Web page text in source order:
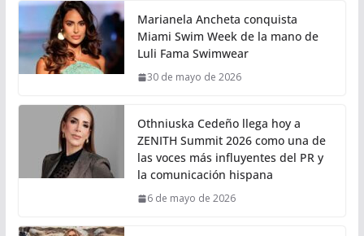
Marianela Ancheta conquista
Miami Swim Week de la mano de
Luli Fama Swimwear
30 de mayo de 2026
Othniuska Cedeño llega hoy a
ZENITH Summit 2026 como una de
las voces más influyentes del PR y
la comunicación hispana
6 de mayo de 2026